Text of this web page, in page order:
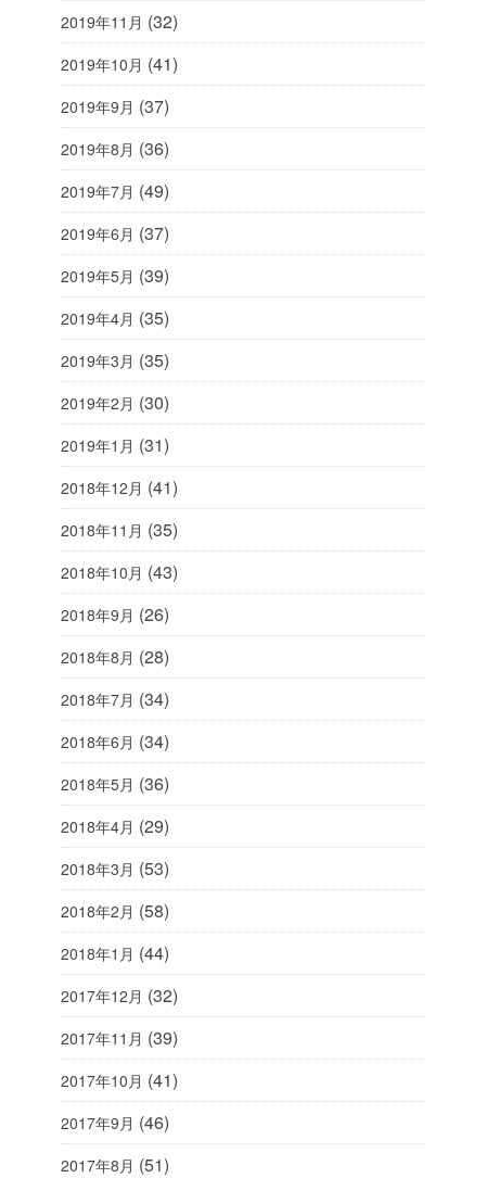
2019年11月 (32)
2019年10月 (41)
2019年9月 (37)
2019年8月 (36)
2019年7月 (49)
2019年6月 (37)
2019年5月 (39)
2019年4月 (35)
2019年3月 (35)
2019年2月 (30)
2019年1月 (31)
2018年12月 (41)
2018年11月 (35)
2018年10月 (43)
2018年9月 (26)
2018年8月 (28)
2018年7月 (34)
2018年6月 (34)
2018年5月 (36)
2018年4月 (29)
2018年3月 (53)
2018年2月 (58)
2018年1月 (44)
2017年12月 (32)
2017年11月 (39)
2017年10月 (41)
2017年9月 (46)
2017年8月 (51)